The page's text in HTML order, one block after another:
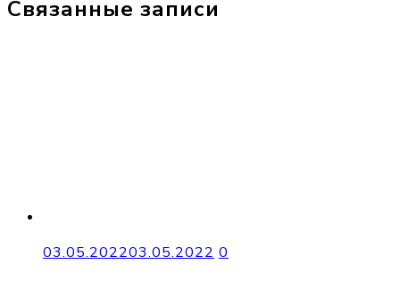
Связанные записи
03.05.202203.05.2022 0